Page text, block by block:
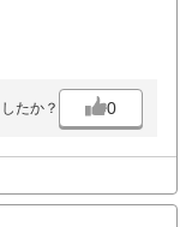
たか？ 0